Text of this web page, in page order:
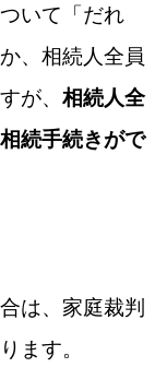
いて「だれ
、相続人全員
が、 相続人全
続手続きがで
は、家庭裁判
ます。